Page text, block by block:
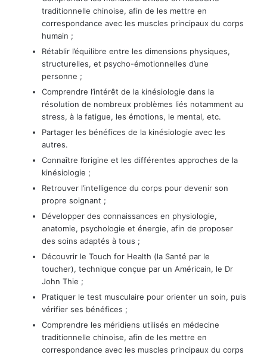
traditionnelle chinoise, afin de les mettre en
correspondance avec les muscles principaux du corps
humain ;
​​Rétablir l’équilibre entre les dimensions physiques,
structurelles, et psycho-émotionnelles d’une
personne ;
​​Comprendre l’intérêt de la kinésiologie dans la
résolution de nombreux problèmes liés notamment au
stress, à la fatigue, les émotions, le mental, etc.
​​Partager les bénéfices de la kinésiologie avec les
autres.
Connaître l’origine et les différentes approches de la
kinésiologie ;
​​Retrouver l’intelligence du corps pour devenir son
propre soignant ;
​​Développer des connaissances en physiologie,
anatomie, psychologie et énergie, afin de proposer
des soins adaptés à tous ;
​​Découvrir le Touch for Health (la Santé par le
toucher), technique conçue par un Américain, le Dr
John Thie ;
​​Pratiquer le test musculaire pour orienter un soin, puis
vérifier ses bénéfices ;
​​Comprendre les méridiens utilisés en médecine
traditionnelle chinoise, afin de les mettre en
correspondance avec les muscles principaux du corps